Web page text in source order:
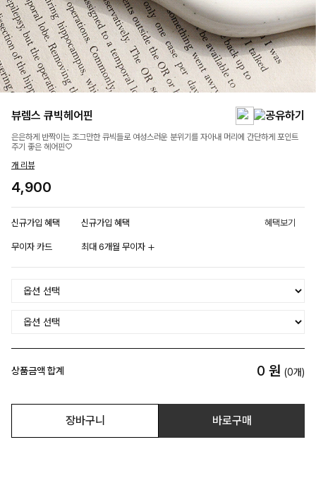
뷰렘스 큐빅헤어핀
은은하게 반짝이는 조그만한 큐빅들로 여성스러운 분위기를 자아내 머리에 간단하게 포인트
주기 좋은 헤어핀♡
개 리뷰
4,900
신규가입 혜택 신규가입 혜택 혜택보기
무이자 카드 최대 6개월 무이자
상품금액 합계 0 원 (0개)
장바구니 바로구매